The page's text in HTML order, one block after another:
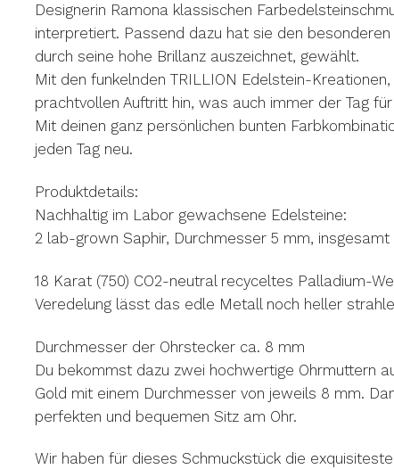
Designerin Ramona klassischen
interpretiert. Passend dazu hat sie den besonderen
durch seine hohe Brillanz auszeichnet, gewählt.
Mit den funkelnden TRILLION Edelstein-
prachtvollen Auftritt hin, was auch immer der Tag
Mit deinen ganz persönlichen bunten
jeden Tag neu.
Produktdetails:
Nachhaltig im Labor gewachsene Edelsteine:
2 lab-grown Saphir, Durchmesser 5 mm, insgesamt
18 Karat (750) CO2-neutral recyceltes Palladium-
Veredelung lässt das edle Metall noch heller
Durchmesser der Ohrstecker ca. 8 mm
Du bekommst dazu zwei hochwertige Ohrmuttern
Gold mit einem Durchmesser von jeweils 8 mm.
perfekten und bequemen Sitz am Ohr.
Wir haben für dieses Schmuckstück die